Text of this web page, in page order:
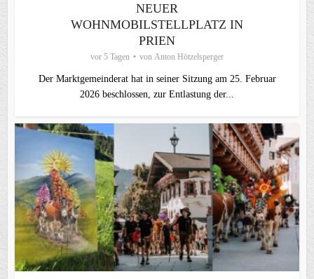
NEUER
WOHNMOBILSTELLPLATZ IN
PRIEN
vor 5 Tagen von Anton Hötzelsperger
Der Marktgemeinderat hat in seiner Sitzung am 25. Februar
2026 beschlossen, zur Entlastung der...